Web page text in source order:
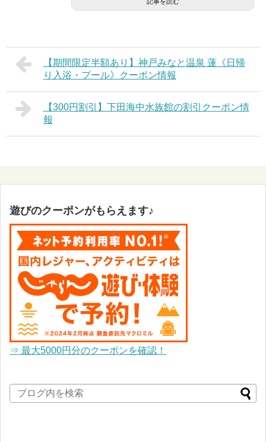
【期間限定半額あり】神戸みなと温泉 蓮《日帰
り入浴・プール》クーポン情報
【300円割引】下田海中水族館の割引クーポン情
報
遊びのクーポンがもらえます♪
⇒ 最大5000円分のクーポンを確認！